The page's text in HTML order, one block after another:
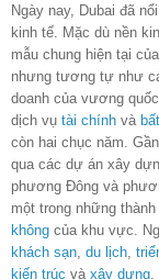
Ngày nay, Dubai đã
kinh tế. Mặc dù nền
mẫu chung hiện tại của
nhưng tương tự như
doanh của vương
dịch vụ tài chính và
còn hai chục năm.
qua các dự án xây
phương Đông và
một trong những
không của khu vực.
khách sạn du lịch
kiến trúc và xây dựng